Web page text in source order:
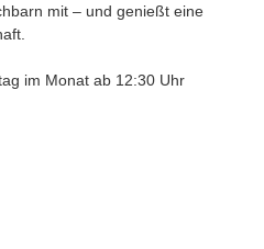
mit – und genießt eine
im Monat ab 12:30 Uhr